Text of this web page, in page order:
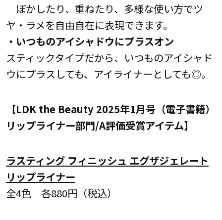
ぼかしたり、重ねたり、多様な使い方でツ
ヤ・ラメを自由自在に表現できます。
・いつものアイシャドウにプラスオン
スティックタイプだから、いつものアイシャド
ウにプラスしても、アイライナーとしても◎。
【LDK the Beauty 2025年1月号（電子書籍）
リップライナー部門/A評価受賞アイテム】
ラスティング フィニッシュ エグザジェレート
リップライナー
全4色 各880円（税込）